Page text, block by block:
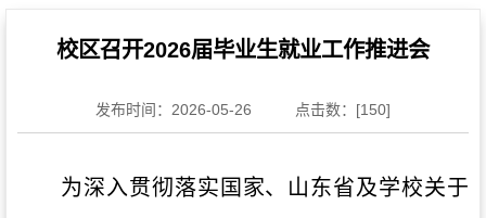
校区召开2026届毕业生就业工作推进会
发布时间：2026-05-26 点击数：[150]
为深入贯彻落实国家、山东省及学校关于